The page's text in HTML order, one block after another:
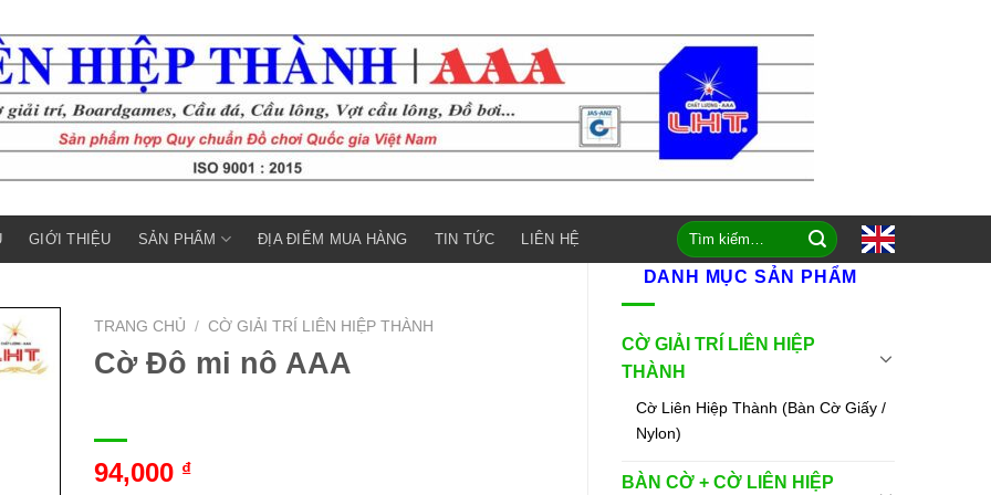
GIỚI THIỆU SẢN PHẨM ĐỊA ĐIỂM MUA HÀNG TIN TỨC LIÊN HỆ
Tìm
kiếm:
DANH MỤC SẢN PHẨM
CỜ GIẢI TRÍ LIÊN HIỆP
THÀNH
Cờ Liên Hiệp Thành (Bàn Cờ Giấy /
Nylon)
BÀN CỜ + CỜ LIÊN HIỆP
TRANG CHỦ / CỜ GIẢI TRÍ LIÊN HIỆP THÀNH
Cờ Đô mi nô AAA
94,000 ₫